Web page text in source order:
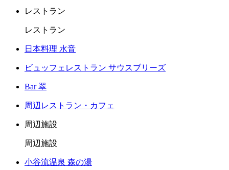
レストラン
レストラン
日本料理 水音
ビュッフェレストラン サウスブリーズ
Bar 翠
周辺レストラン・カフェ
周辺施設
周辺施設
小谷流温泉 森の湯